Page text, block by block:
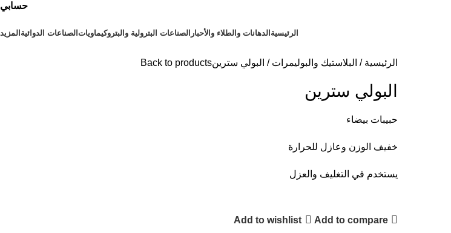
حسابي
الرئيسية ⁠الدهانات والطلاء والأحبار الصناعات البترولية والبتروكيماويات الصناعات الدوائية المزيد
الرئيسية
البلاستيك والبوليمرات البولي سترينBack to products
البولي سترين
حبيبات بيضاء
خفيف الوزن وعازل للحرارة
يستخدم في التغليف والعزل
Add to compare
Add to wishlist